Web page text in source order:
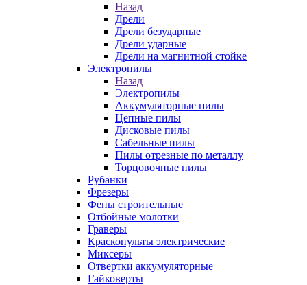
Назад
Дрели
Дрели безударные
Дрели ударные
Дрели на магнитной стойке
Электропилы
Назад
Электропилы
Аккумуляторные пилы
Цепные пилы
Дисковые пилы
Сабельные пилы
Пилы отрезные по металлу
Торцовочные пилы
Рубанки
Фрезеры
Фены строительные
Отбойные молотки
Граверы
Краскопульты электрические
Миксеры
Отвертки аккумуляторные
Гайковерты